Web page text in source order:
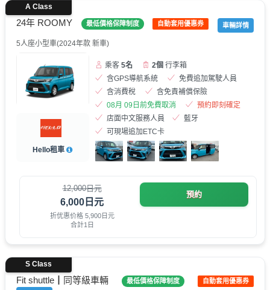
24年 ROOMY 最低價格保障制度 自動套用優惠券 車輛詳情
A Class
5人座小型車(2024年款 新車)
Hello租車
乘客5名 2個 行李箱
含GPS導航系統
免費追加駕駛人員
含消費稅
含免責補償保險
08月 09日前免費取消
預約即刻確定
店面中文服務人員
藍牙
可現場追加ETC卡
12,000日元
6,000日元
折优惠价格 5,900日元
合計1日
預約
Fit shuttle┃同等級車輛 最低價格保障制度
自動套用優惠券
S Class